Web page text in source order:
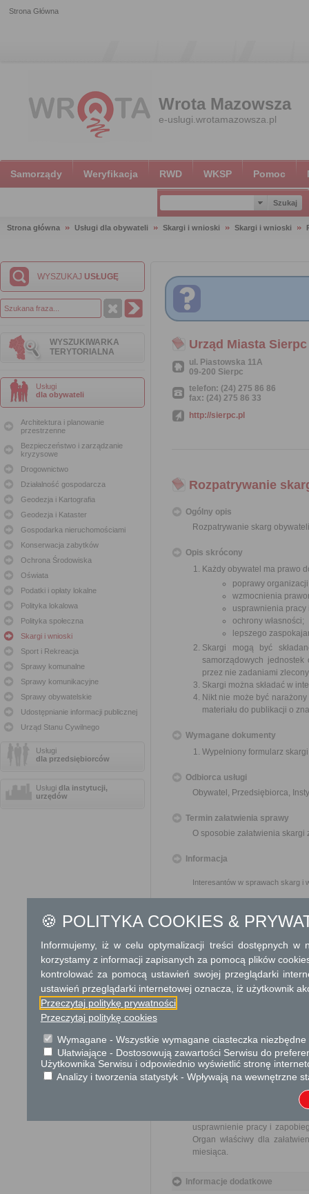
Strona Główna
Wrota Mazowsza
e-uslugi.wrotamazowsza.pl
Samorządy Weryfikacja RWD WKSP Pomoc
Strona główna Usługi dla obywateli Skargi i wnioski Skargi i wnioski
WYSZUKAJ USŁUGĘ
WYSZUKIWARKA
TERYTORIALNA
Usługi
dla obywateli
Architektura i planowanie
przestrzenne
Bezpieczeństwo i zarządzanie
kryzysowe
Drogownictwo
Działalność gospodarcza
Geodezja i Kartografia
Geodezja i Kataster
Gospodarka nieruchomościami
Konserwacja zabytków
Ochrona Środowiska
Oświata
Podatki i opłaty lokalne
Polityka lokalowa
Polityka społeczna
Skargi i wnioski
Sport i Rekreacja
Sprawy komunalne
Sprawy komunikacyjne
Sprawy obywatelskie
Udostępnianie informacji publicznej
Urząd Stanu Cywilnego
Usługi
dla przedsiębiorców
Usługi dla instytucji,
urzędów
Urząd Miasta Sierpc
ul. Piastowska 11A
09-200 Sierpc
telefon: (24) 275 86 86
fax: (24) 275 86 33
http://sierpc.pl
Rozpatrywanie
Ogólny opis
Rozpatrywanie skarg obywateli
Opis skrócony
Każdy obywatel ma prawo
poprawy
wzmocnienia
usprawnienia
ochrony własności;
lepszego
Skargi mogą być
samorządowych
przez nie zadaniami
Skargi można składać w
Nikt nie może być
materiału do publikacji o
Wymagane dokumenty
Wypełniony formularz
Odbiorca usługi
Obywatel, Przedsiębiorca,
Termin załatwienia sprawy
O sposobie załatwienia
Informacja
Interesantów w sprawach skarg i
od 8:00 do 10:00
Sekretarz, Skarbnik i
Dodatkowe
Opłata
Skargi są wolne od opłat.
Brak
Skargi i wnioski
Przedmiotem skargi może
pracowników, naruszenie
usprawnienie pracy i
Organ właściwy dla
miesiąca.
Informacje dodatkowe
🍪 POLITYKA COOKIES &
Informujemy, iż w celu optymalizacji treści dostępnych w
korzystamy z informacji zapisanych za pomocą plików
kontrolować za pomocą ustawień swojej przeglądarki
ustawień przeglądarki internetowej oznacza, iż użytkownik
Przeczytaj politykę prywatności
Przeczytaj politykę cookies
Wymagane - Wszystkie wymagane ciasteczka
Ułatwiające - Dostosowują zawartości Serwisu do
Użytkownika Serwisu i odpowiednio wyświetlić stronę
Analizy i tworzenia statystyk - Wpływają na wewnętrzne